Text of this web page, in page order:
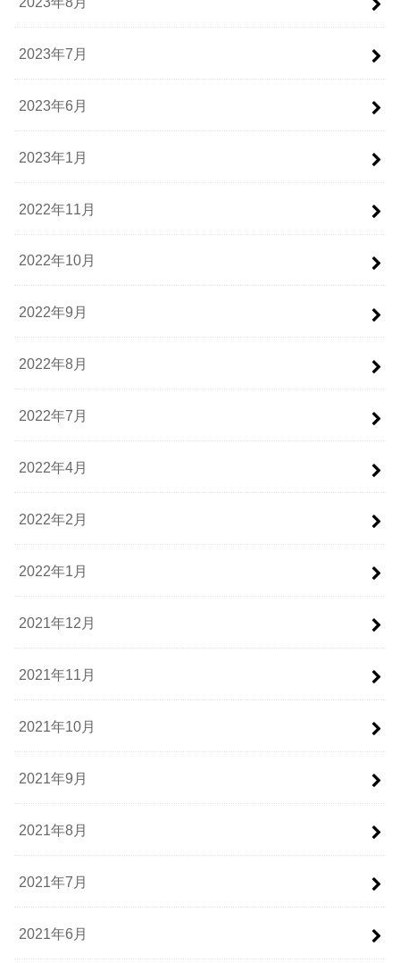
2023年7月
2023年6月
2023年1月
2022年11月
2022年10月
2022年9月
2022年8月
2022年7月
2022年4月
2022年2月
2022年1月
2021年12月
2021年11月
2021年10月
2021年9月
2021年8月
2021年7月
2021年6月